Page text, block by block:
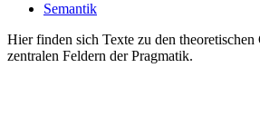
Semantik
Hier finden sich Texte zu den theoretischen
zentralen Feldern der Pragmatik.